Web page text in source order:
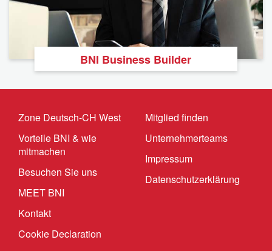
BNI Business Builder
Zone Deutsch-CH West
Vorteile BNI & wie
mitmachen
Besuchen Sie uns
MEET BNI
Kontakt
Cookie Declaration
Mitglied finden
Unternehmerteams
Impressum
Datenschutzerklärung